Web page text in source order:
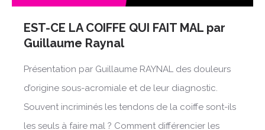
EST-CE LA COIFFE QUI FAIT MAL par
Guillaume Raynal
Présentation par Guillaume RAYNAL des douleurs
d’origine sous-acromiale et de leur diagnostic.
Souvent incriminés les tendons de la coiffe sont-ils
les seuls à faire mal ? Comment différencier les